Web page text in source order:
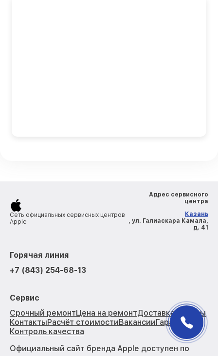
Сеть официальных сервисных центров
Apple
Адрес сервисного
центра
Казань
, ул. Галиаскара Камала,
д. 41
Горячая линия
+7 (843) 254-68-13
Сервис
Срочный ремонтЦена на ремонтДоставкаОтзывы
КонтактыРасчёт стоимостиВакансииГарантии
Контроль качества
Официальный сайт бренда Apple доступен по